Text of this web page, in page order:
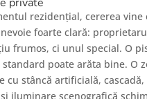
rezidențial, cererea vine
foarte clară:
frumos, ci unul special. O
poate arăta bine. O
cu stâncă artificială,
iluminare scenografică